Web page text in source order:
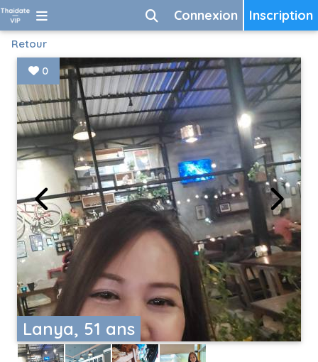
Inscription
Connexion
Retour
Lanya, 51 ans
0